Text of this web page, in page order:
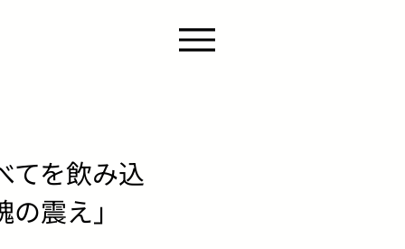
を飲み込
震え」